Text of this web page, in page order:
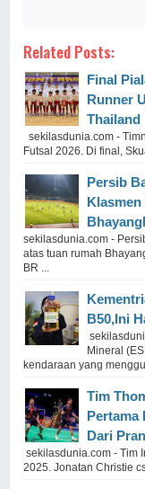
Related Posts:
Final
Runner
Thailand
sekilasdunia.com -
Futsal 2026. Di final,
Persib
Klasmen
sekilasdunia.com -
atas tuan rumah
BR ...
B50,Ini
Mineral
kendaraan yang
Tim
Pertama
Dari
sekilasdunia.com - Tim
2025. Jonatan Christie